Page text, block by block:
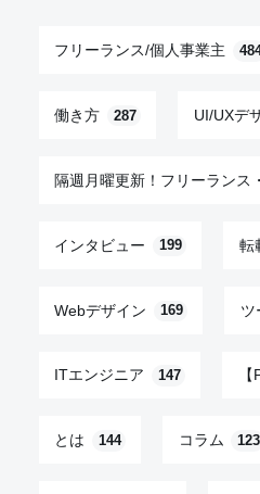
フリーランス/個人事業主
働き方 287 UI/UXデ
隔週月曜更新！フリーランス
インタビュー 199 転
Webデザイン 169 ツ
ITエンジニア 147 【
とは 144 コラム 123